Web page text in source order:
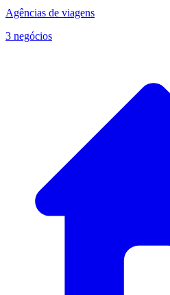
Agências de viagens
3 negócios